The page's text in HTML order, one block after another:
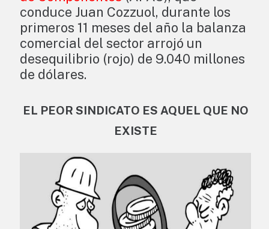
conduce Juan Cozzuol, durante los
primeros 11 meses del año la balanza
comercial del sector arrojó un
desequilibrio (rojo) de 9.040 millones
de dólares.
EL PEOR SINDICATO ES AQUEL QUE NO
EXISTE